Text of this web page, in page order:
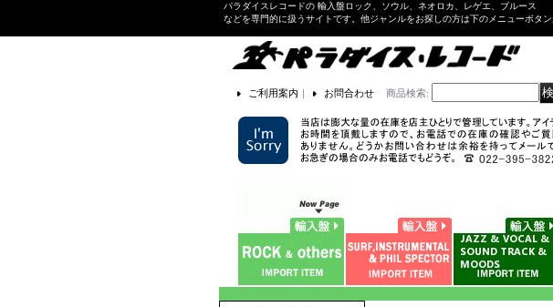
パラダイスレコードの 輸入盤ロック、ソウル、ネオロカ、レゲエ、ブルース
などを専門的に扱うサイトです。他ジャンルをお探しの方は下のメニューボタン
ご利用案内 ｜ お問合わせ 商品検索: